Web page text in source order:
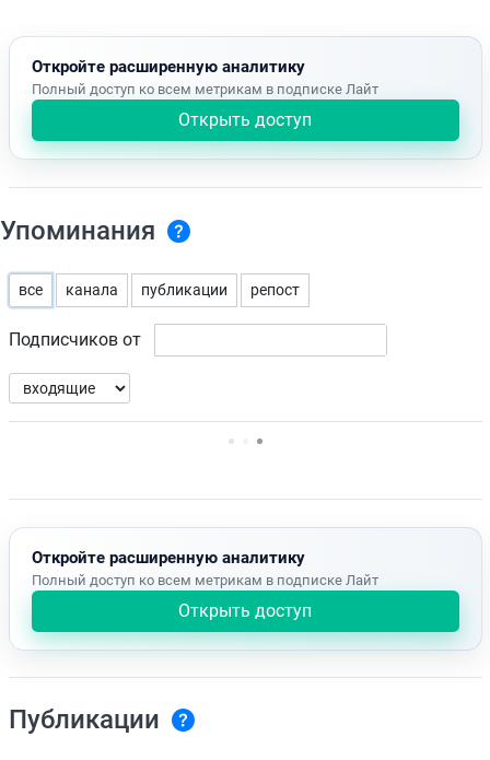
Откройте расширенную аналитику
Полный доступ ко всем метрикам в подписке Лайт
Открыть доступ
Упоминания
все канала публикации репост
Подписчиков от
Нет доступных упоминаний.
Откройте расширенную аналитику
Полный доступ ко всем метрикам в подписке Лайт
Открыть доступ
Публикации